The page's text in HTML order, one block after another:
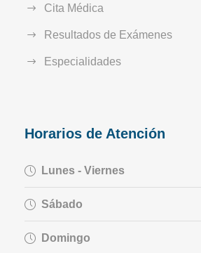
Cita Médica
Resultados de Exámenes
Especialidades
Horarios de Atención
Lunes - Viernes
Sábado
Domingo